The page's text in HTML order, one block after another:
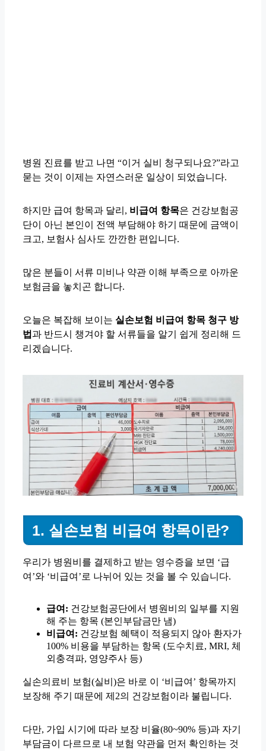
병원 진료를 받고 나면 “이거 실비 청구되나요?”라고
묻는 것이 이제는 자연스러운 일상이 되었습니다.
하지만 급여 항목과 달리, 비급여 항목은 건강보험공
단이 아닌 본인이 전액 부담해야 하기 때문에 금액이
크고, 보험사 심사도 깐깐한 편입니다.
많은 분들이 서류 미비나 약관 이해 부족으로 아까운
보험금을 놓치곤 합니다.
오늘은 복잡해 보이는 실손보험 비급여 항목 청구 방
법과 반드시 챙겨야 할 서류들을 알기 쉽게 정리해 드
리겠습니다.
1. 실손보험 비급여 항목이란?
우리가 병원비를 결제하고 받는 영수증을 보면 ‘급
여’와 ‘비급여’로 나뉘어 있는 것을 볼 수 있습니다.
급여: 건강보험공단에서 병원비의 일부를 지원
해 주는 항목 (본인부담금만 냄)
비급여: 건강보험 혜택이 적용되지 않아 환자가
100% 비용을 부담하는 항목 (도수치료, MRI, 체
외충격파, 영양주사 등)
실손의료비 보험(실비)은 바로 이 ‘비급여’ 항목까지
보장해 주기 때문에 제2의 건강보험이라 불립니다.
다만, 가입 시기에 따라 보장 비율(80~90% 등)과 자기
부담금이 다르므로 내 보험 약관을 먼저 확인하는 것